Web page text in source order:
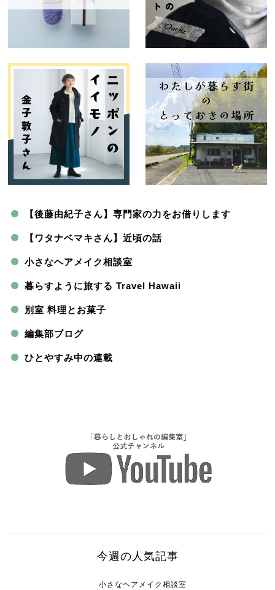
【後藤由紀子さん】専門家の力をお借りします
【ワタナベマキさん】近頃の話
小さなヘアメイク相談室
暮らすように旅する Travel Hawaii
別室 料理とお菓子
編集部ブログ
ひとやすみ中の連載
今週の人気記事
小さなヘアメイク相談室